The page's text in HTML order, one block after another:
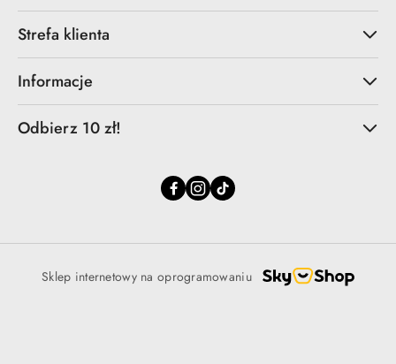
Strefa klienta
Informacje
Odbierz 10 zł!
Sklep internetowy na oprogramowaniu